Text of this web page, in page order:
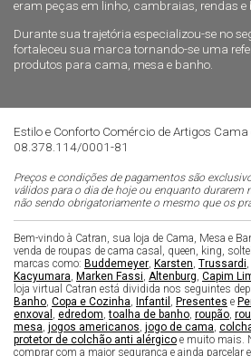
eram peças em linho, cambraias, rendas e
Durante sua trajetória especializou-se no
fortaleceu sua marca tornando-se uma
produtos para cama, mesa e banho.
Estilo e Conforto Comércio de Artigos Cama
08.378.114/0001-81
Preços e condições de pagamentos são
válidos para o dia de hoje ou enquanto durarem
não sendo obrigatoriamente o mesmo que os
Bem-vindo à Catran, sua loja de Cama, Mesa e
venda de roupas de cama casal, queen, king,
marcas como: Buddemeyer Karsten Trussardi
Kacyumara Marken Fassi Altenburg Capim
loja virtual Catran está dividida nos seguintes
Banho Copa e Cozinha Infantil Presentes e
enxoval
edredom ,toalha de banho roupão
mesa jogos americanos jogo de cama
protetor de colchão anti alérgico e muito mais.
comprar com a maior segurança e ainda parcelar